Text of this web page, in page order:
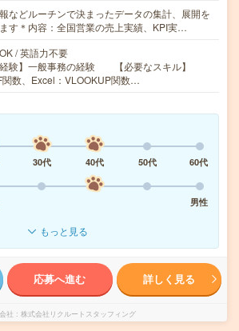
などルーチンで決まったデータの集計、展開を
す＊内容：全国営業の売上実績、KPI実…
/ 英語力不要
経験】一般事務の経験 【必要なスキル】
関数、Excel：VLOOKUP関数…
30代 40代 50代
60代
男性
もっと見る
応募へ進む 詳しく見る
社 株式会社リクルートスタッフィング